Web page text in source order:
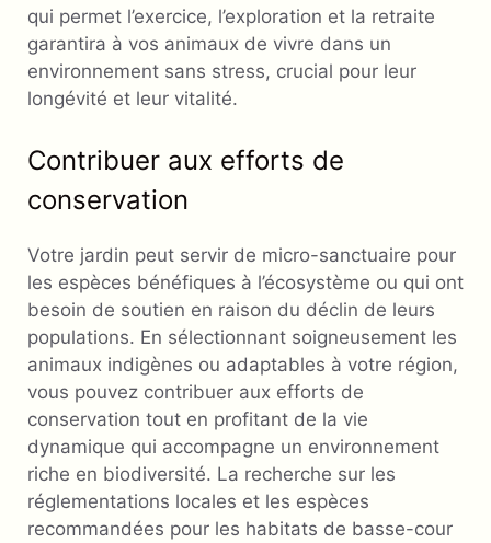
qui permet l’exercice, l’exploration et la retraite
garantira à vos animaux de vivre dans un
environnement sans stress, crucial pour leur
longévité et leur vitalité.
Contribuer aux efforts de
conservation
Votre jardin peut servir de micro-sanctuaire pour
les espèces bénéfiques à l’écosystème ou qui ont
besoin de soutien en raison du déclin de leurs
populations. En sélectionnant soigneusement les
animaux indigènes ou adaptables à votre région,
vous pouvez contribuer aux efforts de
conservation tout en profitant de la vie
dynamique qui accompagne un environnement
riche en biodiversité. La recherche sur les
réglementations locales et les espèces
recommandées pour les habitats de basse-cour